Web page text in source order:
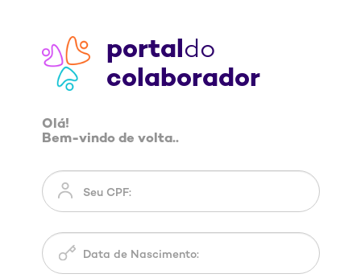
portaldo
colaborador
Olá!
Bem-vindo de volta..